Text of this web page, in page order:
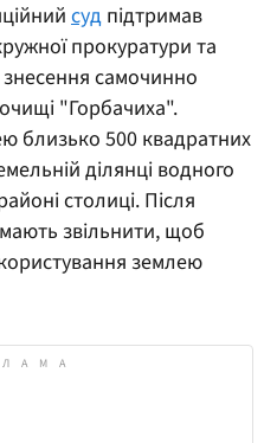
суд підтримав
прокуратури та
знесення самочинно
"Горбачиха".
близько 500 квадратних
ділянці водного
столиці. Після
звільнити, щоб
землею